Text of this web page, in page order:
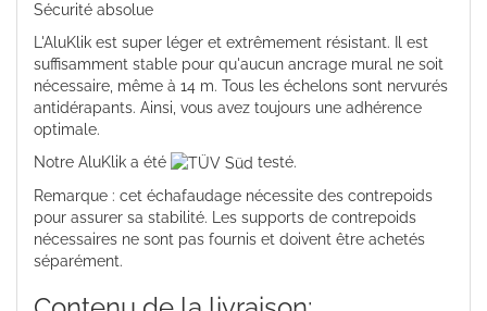
Sécurité absolue
L'AluKlik est super léger et extrêmement résistant. Il est
suffisamment stable pour qu'aucun ancrage mural ne soit
nécessaire, même à 14 m. Tous les échelons sont nervurés
antidérapants. Ainsi, vous avez toujours une adhérence
optimale.
Notre AluKlik a été
testé.
Remarque : cet échafaudage nécessite des contrepoids
pour assurer sa stabilité. Les supports de contrepoids
nécessaires ne sont pas fournis et doivent être achetés
séparément.